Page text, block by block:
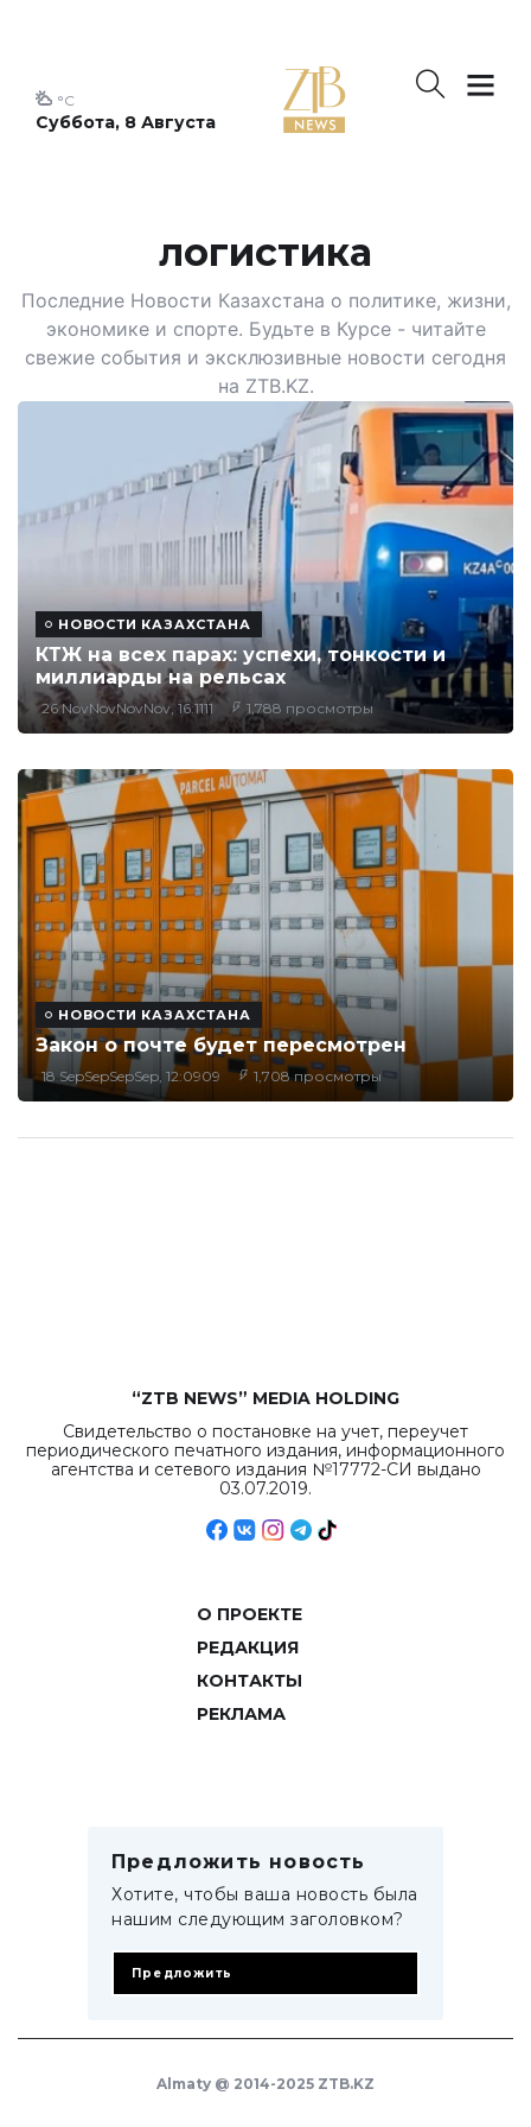
Суббота, 8 Августа
°C
логистика
Последние Новости Казахстана о политике, жизни,
экономике и спорте. Будьте в Курсе - читайте
свежие события и эксклюзивные новости сегодня
на ZTB.KZ.
НОВОСТИ КАЗАХСТАНА
КТЖ на всех парах: успехи, тонкости и
миллиарды на рельсах
26 NovNovNovNov, 16:1111 1,788 просмотры
НОВОСТИ КАЗАХСТАНА
Закон о почте будет пересмотрен
18 SepSepSepSep, 12:0909 1,708 просмотры
“ZTB NEWS” MEDIA HOLDING
Свидетельство о постановке на учет, переучет
периодического печатного издания, информационного
агентства и сетевого издания №17772-СИ выдано
03.07.2019.
О ПРОЕКТЕ
РЕДАКЦИЯ
КОНТАКТЫ
РЕКЛАМА
Предложить новость
Хотите, чтобы ваша новость была
нашим следующим заголовком?
Предложить
Almaty @ 2014-2025 ZTB.KZ